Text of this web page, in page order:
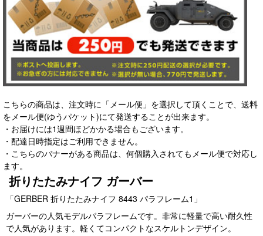
こちらの商品は、注文時に「メール便」を選択して頂くことで、送料
をメール便(ゆうパケット)にて発送することが出来ます。
・お届けには1週間ほどかかる場合もございます。
・配達日時指定はご利用できません。
・こちらのバナーがある商品は、何個購入されてもメール便で対応し
ます。
折りたたみナイフ ガーバー
「GERBER 折りたたみナイフ 8443 パラフレーム1」
ガーバーの人気モデルパラフレームです。非常に軽量で高い耐久性
で人気があります。軽くてコンパクトなスケルトンデザイン。